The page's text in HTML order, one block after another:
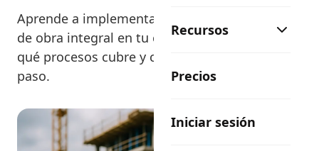
Recursos
Precios
Iniciar sesión
Aprende a implementar un sistema de control
de obra integral en tu constructora: qué es,
qué procesos cubre y cómo digitalizarlo paso a
paso.